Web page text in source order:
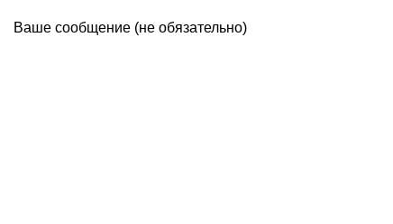
Ваше сообщение (не обязательно)